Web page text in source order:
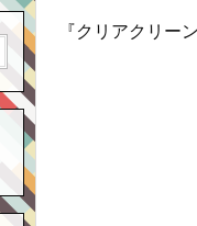
『クリアクリー